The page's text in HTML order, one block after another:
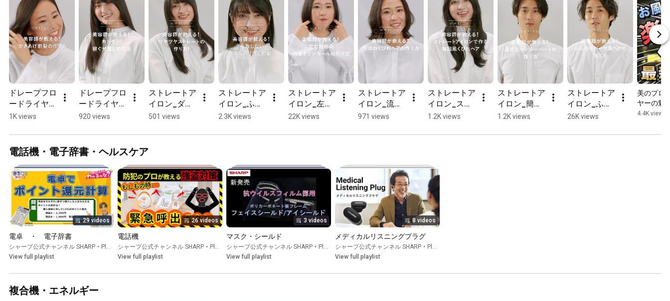
ドレープフロ
ードライヤー
_ボリューム
あげ前髪の作
り方#shorts
：シャープ
1K views
ドレープフロ
ードライヤー
_簡単ねぐせ
#shorts ：シ
ャープ
920 views
ストレートア
イロン_ダメ
ージを抑えた
レートの作り
501 views
ストレートア
イロン_ふん
わり流し前髪
#shorts ：シ
2.3K views
ストレートア
イロン_左右
対称内巻きワ
り方#shorts
22K views
ストレートア
イロン_流行
りの外はねく
り方#shorts
971 views
ストレートア
イロン_スト
レートアイロ
風くびれヘア
1.2K views
ストレートア
イロン_簡
単！自然なセ
の作り方
1.2K views
ストレートア
イロン_ふん
わりパーマ風
#shorts ：シ
26K views
美のプロ
ヤーの魅
4.4K views
電話機・電子辞書・ヘルスケア
29 videos
電卓　・　電子辞書
シャープ公式チャンネル SHARP • Playlist
View full playlist
26 videos
電話機
シャープ公式チャンネル SHARP • Playlist
View full playlist
3 videos
マスク・シールド
シャープ公式チャンネル SHARP • Playlist
View full playlist
8 videos
メディカルリスニングプラグ
シャープ公式チャンネル SHARP • Playlist
View full playlist
複合機・エネルギー